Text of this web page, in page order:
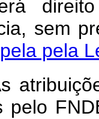
sem
pela
pelo